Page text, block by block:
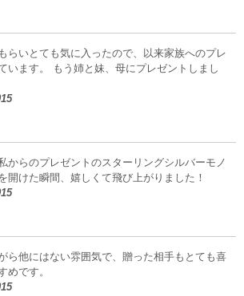
らいとても気に入ったので、以来家族へのプレ
います。 もう姉と妹、母にプレゼントしまし
からのプレゼントのスターリングシルバーモノ
開けた瞬間、嬉しくて飛び上がりました！
ら他にはない雰囲気で、贈った相手もとても喜
めです。